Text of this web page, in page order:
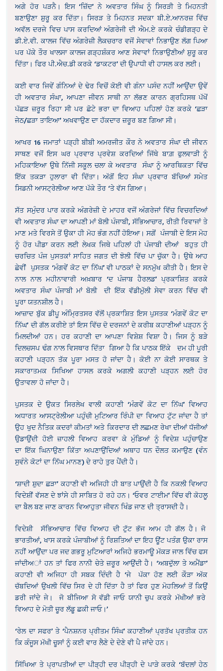
ਅਗੇ ਹੋਰ ਪੜਨੈ। ਇਸ ‘ਜ਼ਿੱਦ’ ਨੇ ਅਵਤਾਰ ਸਿੰਘ ਨੂੰ ਸਿਰੜੀ ਤੇ ਮਿਹਨਤੀ
ਬਣਾਉਣਾ ਸ਼ੁਰੂ ਕਰ ਦਿੱਤਾ। ਸਿਰੜ ਤੇ ਮਿਹਨਤ ਸਦਕਾ ਬੀ.ਏ.ਆਨਰਜ਼ ਵਿੱਚ
ਅਵੱਲ ਦਰਜੇ ਵਿਚ ਪਾਸ ਕਰਦਿਆਂ ਅੰਗਰੇਜੀ ਦੀ ਐਮ.ਏ ਕਰਕੇ ਚੰਡੀਗੜ੍ਹ ਦੇ
ਡੀ.ਏ.ਵੀ. ਕਾਲਜ ਵਿੱਚ ਅੰਗਰੇਜ਼ੀ ਲੈਕਚਰਾਰ ਵਜੋਂ ਸੇਵਾਵਾਂ ਨਿਭਾਉਣ ਲੱਗ ਪਿਆ
ਪਰ ਪੱਕੇ ਤੌਰ ਖਾਲਸਾ ਕਾਲਜ ਗੜ੍ਹਸ਼ੰਕਰ ਆਣ ਸੇਵਾਵਾਂ ਨਿਭਾਉਣੀਆਂ ਸ਼ੁਰੂ ਕਰ
ਦਿੱਤਾ। ਫਿਰ ਪੀ.ਐਚ.ਡੀ ਕਰਕੇ ‘ਡਾਕਟਰ’ ਦੀ ਉਪਾਧੀ ਵੀ ਹਾਸਲ ਕਰ ਲਈ।
ਕਈ ਵਾਰ ਜਿਵੇਂ ਗੰਨਿਆਂ ਦੇ ਢੇਰ ਵਿਚੋਂ ਕੋਈ ਵੀ ਗੰਨਾ ਪਸੰਦ ਨਹੀਂ ਆਉਂਦਾ ਉਵੇਂ
ਹੀ ਅਵਤਾਰ ਸੰਘਾ, ਆਪਣਾ ਜੀਵਨ ਸਾਥੀ ਨਾ ਲੱਭਣ ਕਾਰਨ ਗ੍ਰਹਿਸਥ ਪੱਖੋਂ
ਪੱਛੜ ਜ਼ਰੂਰ ਰਿਹਾ ਸੀ ਪਰ ਛੋਟੇ ਭਰਾ ਦਾ ਵਿਆਹ ਪਹਿਲਾਂ ਹੋਣ ਕਰਕੇ ‘ਛੜਾ
ਜੇਠ/ਛੜਾ ਤਾਇਆ’ ਅਖਵਾਉਣ ਦਾ ਹੱਕਦਾਰ ਜ਼ਰੂਰ ਬਣ ਗਿਆ ਸੀ।
ਆਖਰ 16 ਜਮਾਤਾਂ ਪੜ੍ਹੀ ਬੀਬੀ ਅਮਰਜੀਤ ਕੌਰ ਨੇ ਅਵਤਾਰ ਸੰਘਾ ਦੀ ਜੀਵਨ
ਸਾਥਣ ਵਜੋਂ ਇਸ ਘਰ ਪ੍ਰਵਾਰ ਪ੍ਰਵੇਸ਼ ਕਰਦਿਆਂ ਜਿੱਥੇ ਬਾਗ਼ ਫੁਲਵਾੜੀ ਨੂੰ
ਮਹਿਕਾਇਆ ਉਥੇ ਨਿੱਜੀ ਸਕੂਲ ਚਲਾ ਕੇ ਅਵਤਾਰ ਸੰਘਾ ਨੂੰ ਆਰਥਿਕਤਾ ਵਿੱਚ
ਇੱਕ ਤਕੜਾ ਹੁਲਾਰਾ ਵੀ ਦਿੱਤਾ। ਅੱਗੋਂ ਇਹ ਸੰਘਾ ਪ੍ਰਵਾਰ ਬੱਚਿਆਂ ਸਮੇਤ
ਸਿਡਨੀ ਆਸਟ੍ਰੇਲੀਆ ਆਣ ਪੱਕੇ ਤੌਰ ‘ਤੇ ਵੱਸ ਗਿਆ।
ਸੱਤ ਸਮੁੰਦਰ ਪਾਰ ਕਰਕੇ ਅੰਗਰੇਜ਼ੀ ਦੇ ਮਾਹਰ ਵਜੋਂ ਅੰਗਰੇਜਾਂ ਵਿੱਚ ਵਿਚਰਦਿਆਂ
ਵੀ ਅਵਤਾਰ ਸੰਘਾ ਦਾ ਆਪਣੀ ਮਾਂ ਬੋਲੀ ਪੰਜਾਬੀ, ਸੱਭਿਆਚਾਰ, ਰੀਤੀ ਰਿਵਾਜਾਂ ਤੇ
ਮਾਣ ਮਤੇ ਵਿਰਸੇ ਤੋਂ ਉਕਾ ਹੀ ਮੋਹ ਭੰਗ ਨਹੀਂ ਹੋਇਆ। ਸਗੋਂ ਪੰਜਾਬੀ ਦੇ ਇਸ ਮੋਹ
ਨੂੰ ਹੋਰ ਪੀਡਾ ਕਰਨ ਲਈ ਲੇਖਕ ਜਿਥੇ ਪਹਿਲਾਂ ਹੀ ਪੰਜਾਬੀ ਦੀਆਂ ਬਹੁਤ ਹੀ
ਚਰਚਿਤ ਪੰਜ ਪੁਸਤਕਾਂ ਸਾਹਿਤ ਜਗਤ ਦੀ ਝੋਲੀ ਵਿੱਚ ਪਾ ਚੁੱਕਾ ਹੈ। ਉਥੇ ਆਹ
ਛੇਵੀਂ ਪੁਸਤਕ ‘ਮੰਗਵੇਂ ਕੋਟ ਦਾ ਨਿੱਘ’ ਵੀ ਪਾਠਕਾਂ ਦੇ ਸਨਮੁੱਖ ਕੀਤੀ ਹੈ। ਇਸ ਦੇ
ਨਾਲ ਨਾਲ ਮਹੀਨਾਵਾਰੀ ਅਖ਼ਬਾਰ ‘ਦ ਪੰਜਾਬ ਹੈਰਲਡ’ ਪ੍ਰਕਾਸ਼ਿਤ ਕਰਕੇ
ਅਵਤਾਰ ਸੰਘਾ ਪੰਜਾਬੀ ਮਾਂ ਬੋਲੀ ਦੀ ਇੱਕ ਵੱਡੀਮੁੱਲੀ ਸੇਵਾ ਕਰਨ ਵਿੱਚ ਵੀ
ਪੂਰਾ ਯਤਨਸ਼ੀਲ ਹੈ।
ਆਜ਼ਾਦ ਬੁੱਕ ਡੀਪੂ ਅੰਮ੍ਰਿਤਸਰ ਵੱਲੋਂ ਪ੍ਰਕਾਸ਼ਿਤ ਇਸ ਪੁਸਤਕ ‘ਮੰਗਵੇਂ ਕੋਟ ਦਾ
ਨਿੱਘ’ ਦੀ ਗੱਲ ਕਰੀਏ ਤਾਂ ਇਸ ਵਿੱਚ ਦੋ ਦਰਜਨਾਂ ਦੇ ਕਰੀਬ ਕਹਾਣੀਆਂ ਪੜ੍ਹਨ ਨੂੰ
ਮਿਲਦੀਆਂ ਹਨ। ਹਰ ਕਹਾਣੀ ਦਾ ਆਪਣਾ ਵਿਸ਼ੇਸ਼ ਵਿਸ਼ਾ ਹੈ। ਜਿਸ ਨੂੰ ਬੜੇ
ਦਿਲਚਸਪ ਢੰਗ ਨਾਲ ਵਿਸਥਾਰ ਦਿੱਤਾ ਗਿਆ ਹੈ ਕਿ ਪਾਠਕ ਇੱਕੇ ਦਮ ਹੀ ਪੂਰੀ
ਕਹਾਣੀ ਪੜ੍ਹਨ ਤੱਕ ਪੂਰਾ ਮਸਤ ਹੋ ਜਾਂਦਾ ਹੈ। ਕੋਈ ਨਾ ਕੋਈ ਸਾਰਥਕ ਤੇ
ਸਕਾਰਾਤਮਕ ਸਿਖਿਆ ਹਾਸਲ ਕਰਕੇ ਅਗਲੀ ਕਹਾਣੀ ਪੜ੍ਹਨ ਲਈ ਹੋਰ
ਉਤਾਵਲਾ ਹੋ ਜਾਂਦਾ ਹੈ।
ਪੁਸਤਕ ਦੇ ਉਕਤ ਸਿਰਲੇਖ ਵਾਲੀ ਕਹਾਣੀ ‘ਮੰਗਵੇਂ ਕੋਟ ਦਾ ਨਿੱਘ’ ਵਿਆਹ
ਅਧਾਰਤ ਆਸਟ੍ਰੇਲੀਆ ਪਹੁੰਚੀ ਮੁਟਿਆਰ ਰਿੰਪੀ ਦਾ ਵਿਆਹ ਟੁੱਟ ਜਾਂਦਾ ਹੈ ਤਾਂ
ਉਹ ਖੁਦ ਨੈਤਿਕ ਕਦਰਾਂ ਕੀਮਤਾਂ ਅਤੇ ਕਿਰਦਾਰ ਦੀ ਲਛਮਣ ਰੇਖਾ ਦੀਆਂ ਧੱਜੀਆਂ
ਉਡਾਉਂਦੀ ਹੋਈ ਜ਼ਾਹਲੀ ਵਿਆਹ ਕਰਵਾ ਕੇ ਮੁੰਡਿਆਂ ਨੂੰ ਵਿਦੇਸ਼ ਪਹੁੰਚਾਉਣ
ਦਾ ਇੱਕ ਘਿਨਾਉਣਾ ਕਿੱਤਾ ਅਪਣਾਉਂਦਿਆਂ ਅਥਾਹ ਧਨ ਦੌਲਤ ਕਮਾਉਣ (ਵੰਨ
ਸੁਵੰਨੇ ਕੋਟਾਂ ਦਾ ਨਿੱਘ ਮਾਨਣ) ਦੇ ਰਾਹੇ ਤੁਰ ਪੈਂਦੀ ਹੈ।
‘ਸ਼ਾਦੀ ਸ਼ੁਦਾ ਛੜਾ’ ਕਹਾਣੀ ਵੀ ਅਜਿਹੀ ਹੀ ਬਾਤ ਪਾਉਂਦੀ ਹੈ ਕਿ ਨਕਲੀ ਵਿਆਹ
ਵਿਦੇਸ਼ੀਂ ਵੱਸਣ ਦੇ ਝਾਂਸੇ ਹੀ ਸਾਬਿਤ ਹੋ ਰਹੇ ਹਨ। ‘ਓਵਰ ਟਾਈਮ’ ਵਿੱਚ ਵੀ ਕੋਹਲੂ
ਦਾ ਬੈਲ ਬਣ ਜਾਣ ਕਾਰਨ ਵਿਆਹੁਤਾ ਜੀਵਨ ਖਿੰਡ ਜਾਣ ਦੀ ਤ੍ਰਾਸਦੀ ਹੈ।
ਵਿਦੇਸ਼ੀ ਸੱਭਿਆਚਾਰ ਵਿੱਚ ਵਿਆਹ ਦੀ ਟੁੱਟ ਭੱਜ ਆਮ ਹੀ ਗੱਲ ਹੈ। ਜੋ
ਭਾਰਤੀਆਂ, ਖਾਸ ਕਰਕੇ ਪੰਜਾਬੀਆਂ ਨੂੰ ਰਿਸ਼ਤਿਆਂ ਦਾ ਇਹ ਊਂਟ ਪਤੰਗ ਉਕਾ ਰਾਸ
ਨਹੀਂ ਆਉਂਦਾ ਪਰ ਜਦ ਗਭਰੂ ਮੁਟਿਆਰਾਂ ਅਜਿਹੇ ਭਰਮਾਊ ਮੱਕੜ ਜਾਲ ਵਿੱਚ ਫਸ
ਜਾਂਦੀਅਾਂ ਹਨ ਤਾਂ ਫਿਰ ਨਾਨੀ ਚੇਤੇ ਜ਼ਰੂਰ ਆਉਂਦੀ ਹੈ। ‘ਅਬਦੁੱਲਾ ਤੇ ਅਮੈਂਡਾ’
ਕਹਾਣੀ ਵੀ ਅਜਿਹਾ ਹੀ ਸਬਕ ਦਿੰਦੀ ਹੈ ‘ਜੇ ਪੱਕਾ ਹੋਣ ਲਈ ਕੌੜਾ ਅੱਕ
ਚੱਬਦਿਆਂ ਉਖਲੀ ਵਿੱਚ ਸਿਰ ਦੇ ਹੀ ਦਿੱਤਾ ਹੈ ਤਾਂ ਫਿਰ ਹੁਣ ਮੋਹਲਿਆਂ ਤੋਂ ਕਿਉਂ
ਡਰੀ ਜਾਂਦੇ ਜੇ। ਜੋ ਬੀਜਿਆ ਸੋ ਵੱਡੀ ਜਾਓ ਯਾਨੀ ਚੁਪ ਕਰਕੇ ਮੱਖੀਆਂ ਭਰੇ
ਵਿਆਹ ਦੇ ਮੋਤੀ ਚੂਰ ਲੱਡੂ ਛਕੀ ਜਾਓ।’
‘ਰੇਲ ਦਾ ਸਫਰ’ ਤੇ ‘ਪੈਨਸ਼ਨਰ ਪ੍ਰੀਤਮ ਸਿੰਘ’ ਕਹਾਣੀਆਂ ਪ੍ਰਤੱਖ ਪ੍ਰਤੀਕ ਹਨ
ਕਿ ਕੰਜੂਸ ਮੱਖੀ ਚੂਸਾਂ ਨੂੰ ਕਈ ਵਾਰ ਲੈਣੇ ਦੇ ਦੇਣੇ ਵੀ ਪੈ ਜਾਂਦੇ ਹਨ।
ਸਿੱਖਿਆ ਤੇ ਪ੍ਰਾਪਤੀਆਂ ਦਾ ਪੀੜ੍ਹੀ ਦਰ ਪੀੜ੍ਹੀ ਦੇ ਪਾੜੇ ਕਰਕੇ ‘ਬੱਦਲਾਂ ਹੇਠ